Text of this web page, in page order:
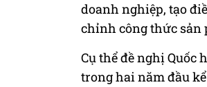
doanh nghiệp, tạo
chỉnh công thức sản
Cụ thể đề nghị Quốc
trong hai năm đầu